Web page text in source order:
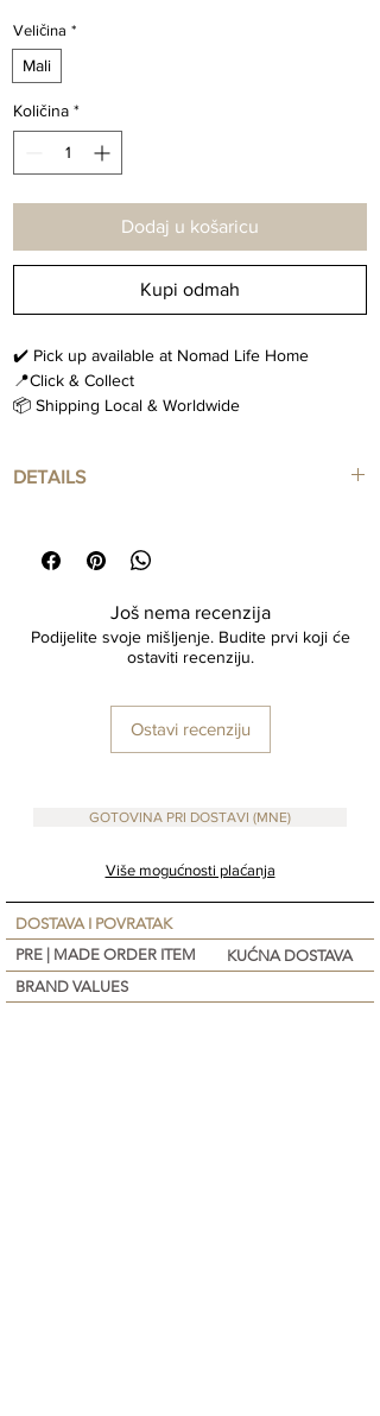
Veličina *
Mali
Količina *
Dodaj u košaricu
Kupi odmah
✔️ Pick up available at Nomad Life Home
📍Click & Collect
📦 Shipping Local & Worldwide
DETAILS
Small : 30x30 cm
As these are made by hand, each piece is
unique and no two are the same. There might
be slight variations to the piece displayed. Small
Još nema recenzija
Podijelite svoje mišljenje. Budite prvi koji će
ostaviti recenziju.
Ostavi recenziju
GOTOVINA PRI DOSTAVI (MNE)
Više mogućnosti plaćanja
DOSTAVA I POVRATAK
PRE | MADE ORDER ITEM
KUĆNA DOSTAVA
BRAND VALUES